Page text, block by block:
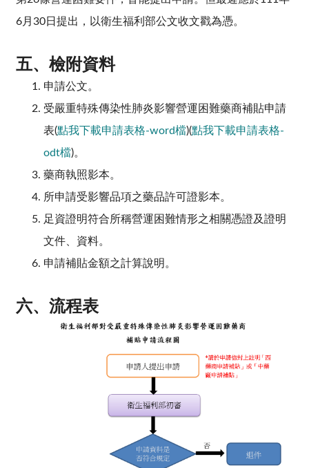
6月30日提出，以衛生福利部公文收文戳為憑。
五、 檢附資料
申請公文。
受嚴重特殊傳染性肺炎影響營運困難藥商補貼申請
表(點我下載申請表格-word檔)(點我下載申請表格-
odt檔)。
藥商執照影本。
所申請受影響品項之藥品許可證影本。
足資證明符合所稱營運困難情形之相關憑證及證明
文件、資料。
申請補貼金額之計算說明。
六、 流程表